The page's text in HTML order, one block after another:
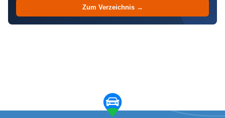
Zum Verzeichnis →